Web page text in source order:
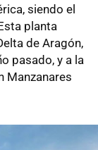
siendo el
planta
de Aragón,
pasado, y a la
Manzanares